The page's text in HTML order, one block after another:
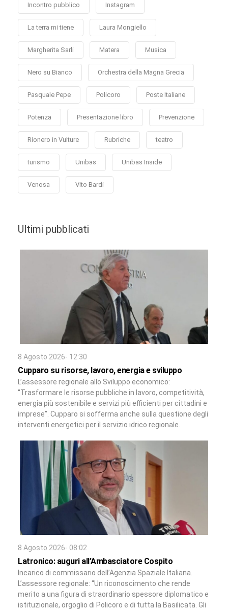
Incontro pubblico Instagram
La terra mi tiene Laura Mongiello
Margherita Sarli Matera Musica
Nero su Bianco Orchestra della Magna Grecia
Pasquale Pepe Policoro Poste Italiane
Potenza Presentazione libro Prevenzione
Rionero in Vulture Rubriche teatro
turismo Unibas Unibas Inside
Venosa Vito Bardi
Ultimi pubblicati
8 Agosto 2026- 12:30
Cupparo su risorse, lavoro, energia e sviluppo
L’assessore regionale allo Sviluppo economico:
“Trasformare le risorse pubbliche in lavoro, competitività,
energia più sostenibile e servizi più efficienti per cittadini e
imprese”. Cupparo si sofferma anche sulla questione degli
interventi energetici per il servizio idrico regionale.
8 Agosto 2026- 08:02
Latronico: auguri all’Ambasciatore Cospito
Incarico di commissario dell’Agenzia Spaziale Italiana.
L’assessore regionale: “Un riconoscimento che rende
merito a una figura di straordinario spessore diplomatico e
istituzionale, orgoglio di Policoro e di tutta la Basilicata. Gli